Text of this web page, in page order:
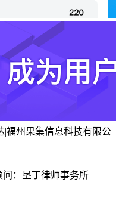
|福州果集信息科技有限公
问：垦丁律师事务所